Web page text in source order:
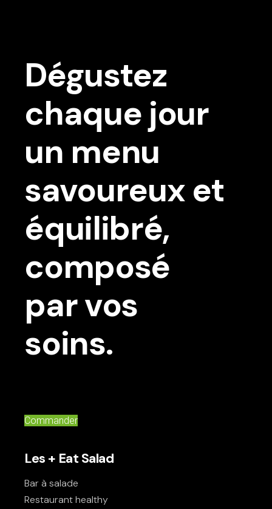
Dégustez
chaque jour
un menu
savoureux et
équilibré,
composé
par vos
soins.
Commander
Les + Eat Salad
Bar à salade
Restaurant healthy